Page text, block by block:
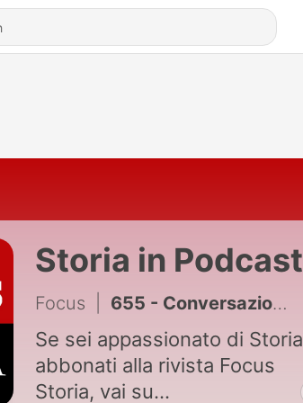
Storia in Podcast
Focus 655 - Conversazione sull'America - La Nato da Truman a Trump
Se sei appassionato di Storia
abbonati alla rivista Focus
Storia, vai su